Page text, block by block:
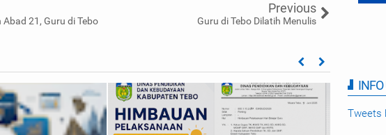
21, Guru di Tebo
Previous
Guru di Tebo Dilatih Menulis
Tweets